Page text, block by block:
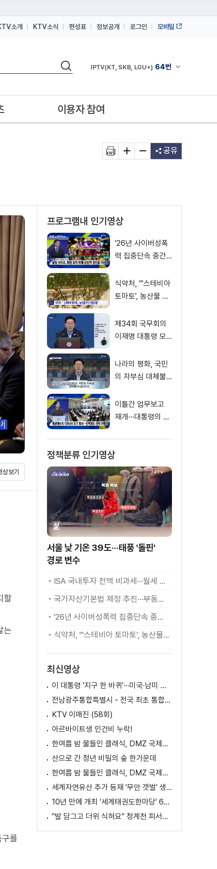
소개 KTV소식 편성표 정보공개 로그인 모바일
검색 채널안내 펼쳐
IPTV(KT, SKB, LGU+) 64번
IPTV(KT, SKB, LGU+)
이용자 참여
공유
보기
할
는
를
프로그램내 인기영상
'26년 사이버성폭
력 집중단속 중간
진계획은?
식약처, "'스테비아
토마토', 농산물 아
제34회 국무회의
이재명 대통령 모
나라의 평화, 국민
의 자부심 대체불
명 대통령 모두말
씀
이틀간 업무보고
재개···대통령의 행
정책분류 인기영상
서울 낮 기온 39도···태풍 '돌핀'
경로 변수
ISA 국내투자 전액 비과세···월세 세액공제 확대
국가자산기본법 제정 추진···부동산·주식 등 통합 관리
'26년 사이버성폭력 집중단속 중간성과 발표···향후 추진계획은?
식약처, "'스테비아 토마토', 농산물 아닌 가공식품"
최신영상
이 대통령 '지구 한 바퀴'···미국·남미 순방 성과는? / AX 대전환의 시대! 국민 위한 적극 행정은?
전남광주통합특별시 - 전국 최초 통합돌봄 모델
KTV 이매진 (58회)
아르바이트생 인건비 누락!
한여름 밤 물들인 클래식, DMZ 국제음악제 성황
산으로 간 청년 비밀의 숲 한가운데
한여름 밤 물들인 클래식, DMZ 국제음악제 성황
세계자연유산 추가 등재 '무안 갯벌' 생태 체험
10년 만에 개최 '세계태권도한마당' 61개국 참가
"발 담그고 더위 식혀요" 청계천 피서지로 인기